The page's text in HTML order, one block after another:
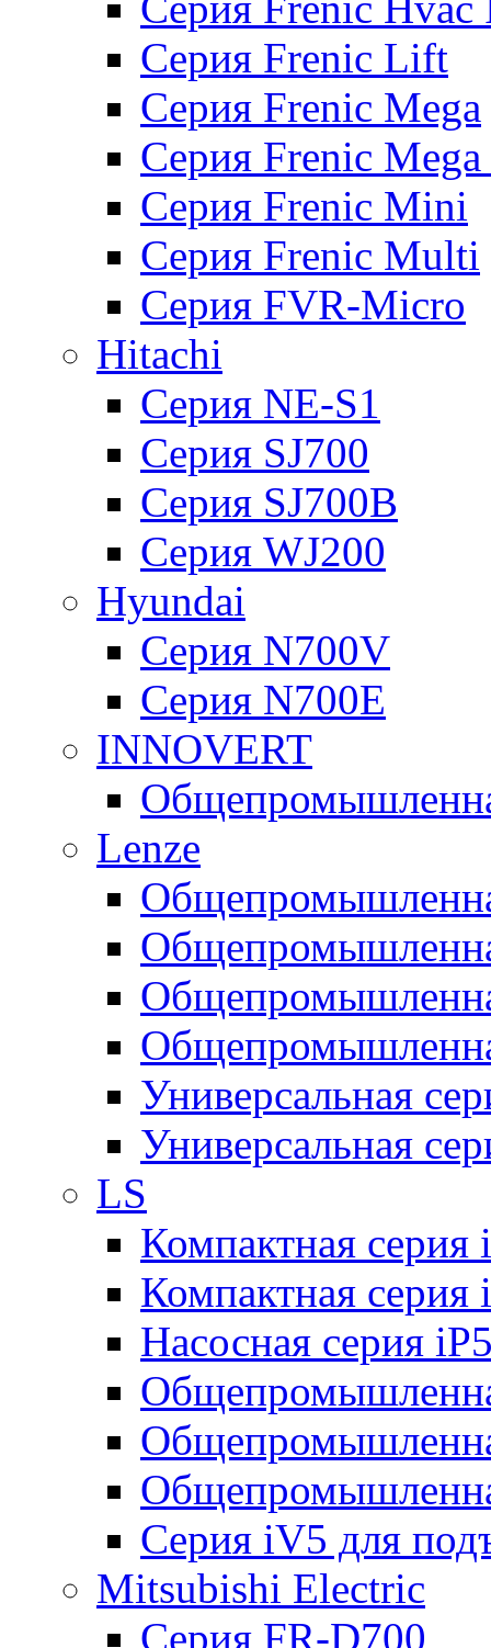
Серия Frenic Lift
Серия Frenic Mega
Серия Frenic Mega
Серия Frenic Mini
Серия Frenic Multi
Серия FVR-Micro
Hitachi
Серия NE-S1
Серия SJ700
Серия SJ700B
Серия WJ200
Hyundai
Серия N700V
Серия N700Е
INNOVERT
Lenze
Универсальная
Универсальная
LS
Компактная серия
Компактная серия
Насосная серия
Серия iV5 для
Mitsubishi Electric
Серия FR-D700